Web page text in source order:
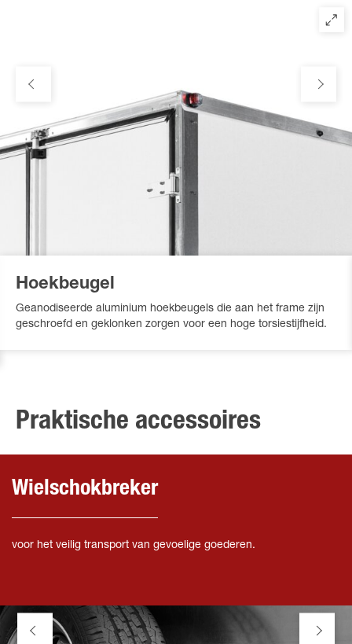
Hoekbeugel
Geanodiseerde aluminium hoekbeugels die aan het frame zijn
geschroefd en geklonken zorgen voor een hoge torsiestijfheid.
Praktische accessoires
Wielschokbreker
voor het veilig transport van gevoelige goederen.